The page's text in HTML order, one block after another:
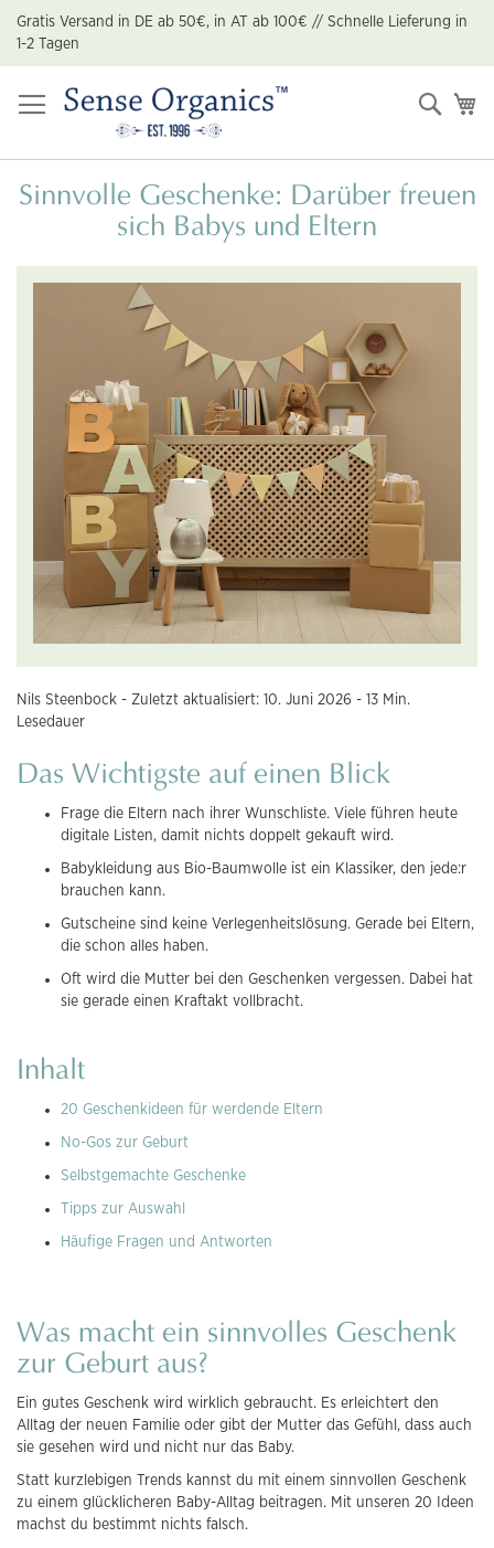
Zum
Inhalt
springen
Gratis Versand in DE ab 50€, in AT ab 100€ // Schnelle Lieferung in
1-2 Tagen
Suche
Sinnvolle Geschenke: Darüber freuen
sich Babys und Eltern
Nils Steenbock - Zuletzt aktualisiert: 10. Juni 2026 - 13 Min.
Lesedauer
Das Wichtigste auf einen Blick
Frage die Eltern nach ihrer Wunschliste. Viele führen heute
digitale Listen, damit nichts doppelt gekauft wird.
Babykleidung aus Bio-Baumwolle ist ein Klassiker, den jede:r
brauchen kann.
Gutscheine sind keine Verlegenheitslösung. Gerade bei Eltern,
die schon alles haben.
Oft wird die Mutter bei den Geschenken vergessen. Dabei hat
sie gerade einen Kraftakt vollbracht.
Inhalt
20 Geschenkideen für werdende Eltern
No-Gos zur Geburt
Selbstgemachte Geschenke
Tipps zur Auswahl
Häufige Fragen und Antworten
Was macht ein sinnvolles Geschenk
zur Geburt aus?
Ein gutes Geschenk wird wirklich gebraucht. Es erleichtert den
Alltag der neuen Familie oder gibt der Mutter das Gefühl, dass auch
sie gesehen wird und nicht nur das Baby.
Statt kurzlebigen Trends kannst du mit einem sinnvollen Geschenk
zu einem glücklicheren Baby-Alltag beitragen. Mit unseren 20 Ideen
machst du bestimmt nichts falsch.